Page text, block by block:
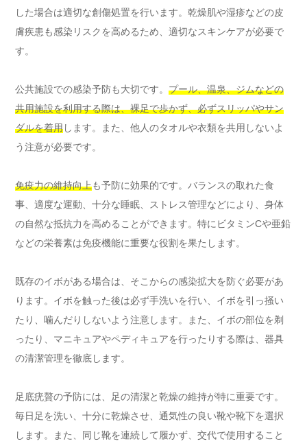
した場合は適切な創傷処置を行います。乾燥肌や湿疹などの皮
膚疾患も感染リスクを高めるため、適切なスキンケアが必要で
す。
公共施設での感染予防も大切です。 プール、温泉、ジムなどの
共用施設を利用する際は、裸足で歩かず、必ずスリッパやサン
ダルを着用します。また、他人のタオルや衣類を共用しないよ
う注意が必要です。
免疫力の維持向上も予防に効果的です。バランスの取れた食
事、適度な運動、十分な睡眠、ストレス管理などにより、身体
の自然な抵抗力を高めることができます。特にビタミンCや亜鉛
などの栄養素は免疫機能に重要な役割を果たします。
既存のイボがある場合は、そこからの感染拡大を防ぐ必要があ
ります。イボを触った後は必ず手洗いを行い、イボを引っ掻い
たり、噛んだりしないよう注意します。また、イボの部位を剃
ったり、マニキュアやペディキュアを行ったりする際は、器具
の清潔管理を徹底します。
足底疣贅の予防には、足の清潔と乾燥の維持が特に重要です。
毎日足を洗い、十分に乾燥させ、通気性の良い靴や靴下を選択
します。また、同じ靴を連続して履かず、交代で使用すること